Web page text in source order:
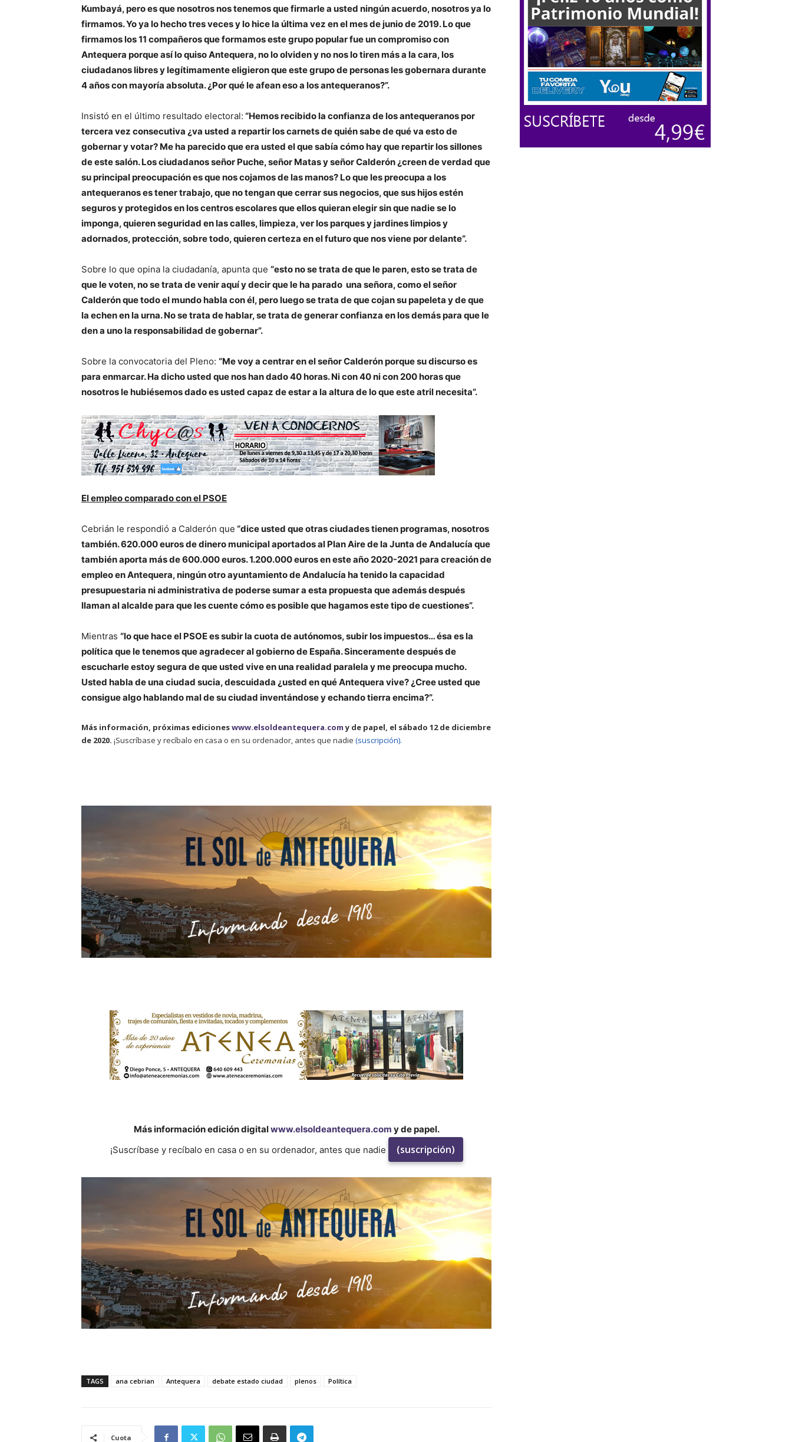
Kumbayá, pero es que nosotros nos tenemos que firmarle a usted ningún acuerdo, nosotros ya lo
firmamos. Yo ya lo hecho tres veces y lo hice la última vez en el mes de junio de 2019. Lo que
firmamos los 11 compañeros que formamos este grupo popular fue un compromiso con
Antequera porque así lo quiso Antequera, no lo olviden y no nos lo tiren más a la cara, los
ciudadanos libres y legítimamente eligieron que este grupo de personas les gobernara durante
4 años con mayoría absoluta. ¿Por qué le afean eso a los antequeranos?”.
Insistó en el último resultado electoral: “Hemos recibido la confianza de los antequeranos por
tercera vez consecutiva ¿va usted a repartir los carnets de quién sabe de qué va esto de
gobernar y votar? Me ha parecido que era usted el que sabía cómo hay que repartir los sillones
de este salón. Los ciudadanos señor Puche, señor Matas y señor Calderón ¿creen de verdad que
su principal preocupación es que nos cojamos de las manos? Lo que les preocupa a los
antequeranos es tener trabajo, que no tengan que cerrar sus negocios, que sus hijos estén
seguros y protegidos en los centros escolares que ellos quieran elegir sin que nadie se lo
imponga, quieren seguridad en las calles, limpieza, ver los parques y jardines limpios y
adornados, protección, sobre todo, quieren certeza en el futuro que nos viene por delante”.
Sobre lo que opina la ciudadanía, apunta que “esto no se trata de que le paren, esto se trata de
que le voten, no se trata de venir aquí y decir que le ha parado una señora, como el señor
Calderón que todo el mundo habla con él, pero luego se trata de que cojan su papeleta y de que
la echen en la urna. No se trata de hablar, se trata de generar confianza en los demás para que le
den a uno la responsabilidad de gobernar”.
Sobre la convocatoria del Pleno: “Me voy a centrar en el señor Calderón porque su discurso es
para enmarcar. Ha dicho usted que nos han dado 40 horas. Ni con 40 ni con 200 horas que
nosotros le hubiésemos dado es usted capaz de estar a la altura de lo que este atril necesita”.
El empleo comparado con el PSOE
Cebrián le respondió a Calderón que “dice usted que otras ciudades tienen programas, nosotros
también. 620.000 euros de dinero municipal aportados al Plan Aire de la Junta de Andalucía que
también aporta más de 600.000 euros. 1.200.000 euros en este año 2020-2021 para creación de
empleo en Antequera, ningún otro ayuntamiento de Andalucía ha tenido la capacidad
presupuestaria ni administrativa de poderse sumar a esta propuesta que además después
llaman al alcalde para que les cuente cómo es posible que hagamos este tipo de cuestiones”.
Mientras “lo que hace el PSOE es subir la cuota de autónomos, subir los impuestos… ésa es la
política que le tenemos que agradecer al gobierno de España. Sinceramente después de
escucharle estoy segura de que usted vive en una realidad paralela y me preocupa mucho.
Usted habla de una ciudad sucia, descuidada ¿usted en qué Antequera vive? ¿Cree usted que
consigue algo hablando mal de su ciudad inventándose y echando tierra encima?”.
Más información, próximas edicioneswww.elsoldeantequera.comy de papel, el sábado 12 de diciembre
de 2020. ¡Suscríbase y recíbalo en casa o en su ordenador, antes que nadie (suscripción).
Más información edición digitalwww.elsoldeantequera.com y de papel.
¡Suscríbase y recíbalo en casa o en su ordenador, antes que nadie
(suscripción)
TAGS ana cebrian Antequera debate estado ciudad plenos Política
Cuota